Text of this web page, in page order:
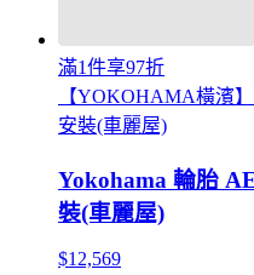
滿1件享97折
【YOKOHAMA橫濱
安裝(車麗屋)
Yokohama 輪胎
裝(車麗屋)
$12,569